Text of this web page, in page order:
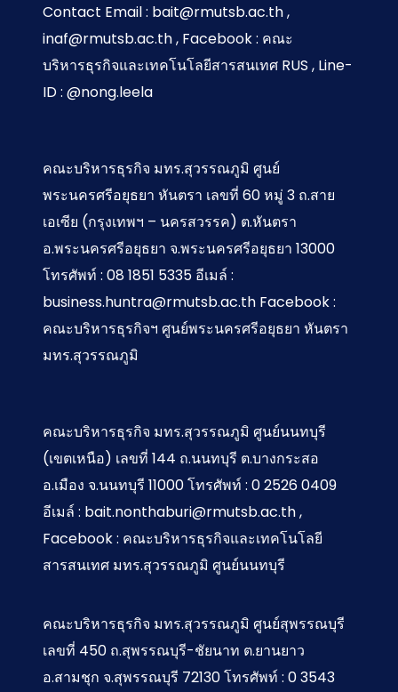
Contact Email : bait@rmutsb.ac.th ,
inaf@rmutsb.ac.th , Facebook : คณะ
บริหารธุรกิจและเทคโนโลยีสารสนเทศ RUS , Line-
ID : @nong.leela
คณะบริหารธุรกิจ มทร.สุวรรณภูมิ ศูนย์
พระนครศรีอยุธยา หันตรา เลขที่ 60 หมู่ 3 ถ.สาย
เอเซีย (กรุงเทพฯ – นครสวรรค) ต.หันตรา
อ.พระนครศรีอยุธยา จ.พระนครศรีอยุธยา 13000
โทรศัพท์ : 08 1851 5335 อีเมล์ :
business.huntra@rmutsb.ac.th Facebook :
คณะบริหารธุรกิจฯ ศูนย์พระนครศรีอยุธยา หันตรา
มทร.สุวรรณภูมิ
คณะบริหารธุรกิจ มทร.สุวรรณภูมิ ศูนย์นนทบุรี
(เขตเหนือ) เลขที่ 144 ถ.นนทบุรี ต.บางกระสอ
อ.เมือง จ.นนทบุรี 11000 โทรศัพท์ : 0 2526 0409
อีเมล์ : bait.nonthaburi@rmutsb.ac.th ,
Facebook : คณะบริหารธุรกิจและเทคโนโลยี
สารสนเทศ มทร.สุวรรณภูมิ ศูนย์นนทบุรี
คณะบริหารธุรกิจ มทร.สุวรรณภูมิ ศูนย์สุพรรณบุรี
เลขที่ 450 ถ.สุพรรณบุรี-ชัยนาท ต.ยานยาว
อ.สามชุก จ.สุพรรณบุรี 72130 โทรศัพท์ : 0 3543